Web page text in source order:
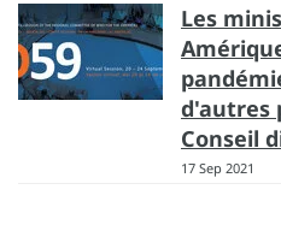
Les
d'autres
Conseil
17 Sep 2021